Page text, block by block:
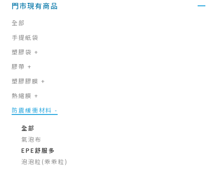
門市現有商品
全部
手提紙袋
塑膠袋 +
膠帶 +
塑膠膠膜 +
熱縮膜 +
防震緩衝材料 -
全部
氣泡布
EPE舒服多
泡泡粒(乖乖粒)